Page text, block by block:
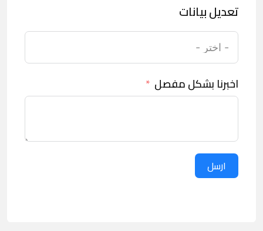
تعديل بيانات
اخبرنا بشكل مفصل
ارسل